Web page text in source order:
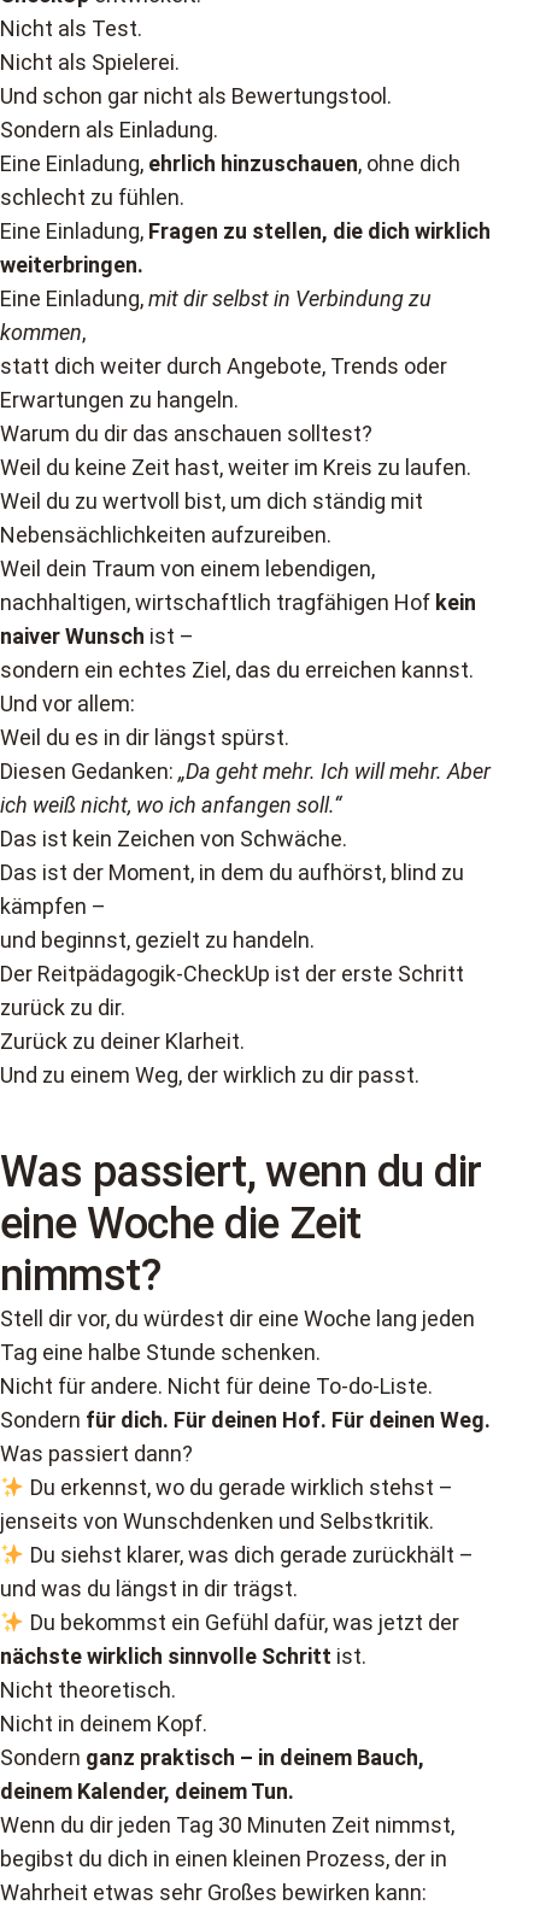
Nicht als Test.
Nicht als Spielerei.
Und schon gar nicht als Bewertungstool.
Sondern als Einladung.
Eine Einladung, ehrlich hinzuschauen, ohne dich
schlecht zu fühlen.
Eine Einladung, Fragen zu stellen, die dich wirklich
weiterbringen.
Eine Einladung,mit dir selbst in Verbindung zu
kommen,
statt dich weiter durch Angebote, Trends oder
Erwartungen zu hangeln.
Warum du dir das anschauen solltest?
Weil du keine Zeit hast, weiter im Kreis zu laufen.
Weil du zu wertvoll bist, um dich ständig mit
Nebensächlichkeiten aufzureiben.
Weil dein Traum von einem lebendigen,
nachhaltigen, wirtschaftlich tragfähigen Hof kein
naiver Wunsch ist –
sondern ein echtes Ziel, das du erreichen kannst.
Und vor allem:
Weil du es in dir längst spürst.
Diesen Gedanken: „Da geht mehr. Ich will mehr. Aber
ich weiß nicht, wo ich anfangen soll.“
Das ist kein Zeichen von Schwäche.
Das ist der Moment, in dem du aufhörst, blind zu
kämpfen –
und beginnst, gezielt zu handeln.
Der Reitpädagogik-CheckUp ist der erste Schritt
zurück zu dir.
Zurück zu deiner Klarheit.
Und zu einem Weg, der wirklich zu dir passt.
Was passiert, wenn du dir
eine Woche die Zeit
nimmst?
Stell dir vor, du würdest dir eine Woche lang jeden
Tag eine halbe Stunde schenken.
Nicht für andere. Nicht für deine To-do-Liste.
Sondern für dich. Für deinen Hof. Für deinen Weg.
Was passiert dann?
Du erkennst, wo du gerade wirklich stehst –
jenseits von Wunschdenken und Selbstkritik.
Du siehst klarer, was dich gerade zurückhält –
und was du längst in dir trägst.
Du bekommst ein Gefühl dafür, was jetzt der
nächste wirklich sinnvolle Schritt ist.
Nicht theoretisch.
Nicht in deinem Kopf.
Sondern ganz praktisch – in deinem Bauch,
deinem Kalender, deinem Tun.
Wenn du dir jeden Tag 30 Minuten Zeit nimmst,
begibst du dich in einen kleinen Prozess, der in
Wahrheit etwas sehr Großes bewirken kann: